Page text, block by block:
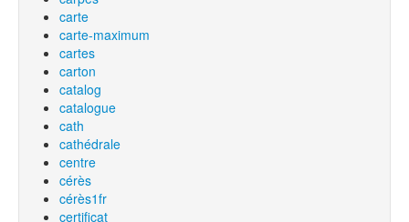
carte
carte-maximum
cartes
carton
catalog
catalogue
cath
cathédrale
centre
cérès
cérès1fr
certificat